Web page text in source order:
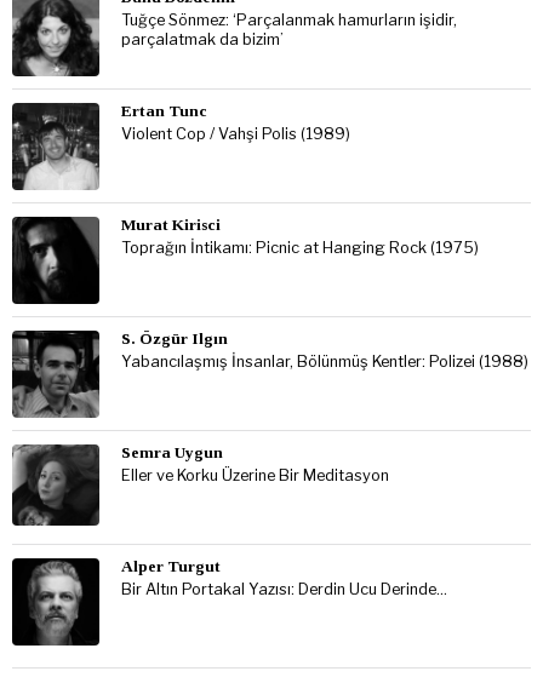
Tuğçe Sönmez: ‘Parçalanmak hamurların işidir,
parçalatmak da bizim’
Ertan Tunc
Violent Cop / Vahşi Polis (1989)
Murat Kirisci
Toprağın İntikamı: Picnic at Hanging Rock (1975)
S. Özgür Ilgın
Yabancılaşmış İnsanlar, Bölünmüş Kentler: Polizei (1988)
Semra Uygun
Eller ve Korku Üzerine Bir Meditasyon
Alper Turgut
Bir Altın Portakal Yazısı: Derdin Ucu Derinde…